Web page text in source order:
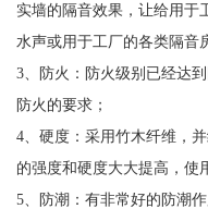
实墙的隔音效果，让给用于
水声或用于工厂的各类隔音
3、防火：防火级别已经达
防火的要求；
4、硬度：采用竹木纤维，
的强度和硬度大大提高，使
5、防潮：有非常好的防潮